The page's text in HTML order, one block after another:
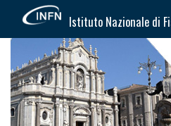
Istituto Nazionale di